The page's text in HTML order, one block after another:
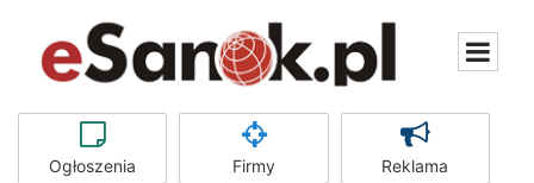
Ogłoszenia Firmy Reklama